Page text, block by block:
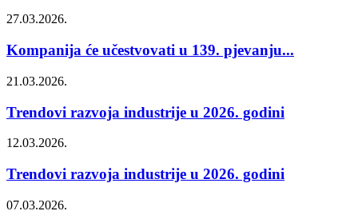
27.03.2026.
Kompanija će učestvovati u 139. pjevanju...
21.03.2026.
Trendovi razvoja industrije u 2026. godini
12.03.2026.
Trendovi razvoja industrije u 2026. godini
07.03.2026.